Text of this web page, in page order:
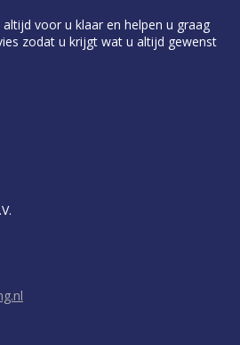
voor u klaar en helpen u graag
zodat u krijgt wat u altijd gewenst